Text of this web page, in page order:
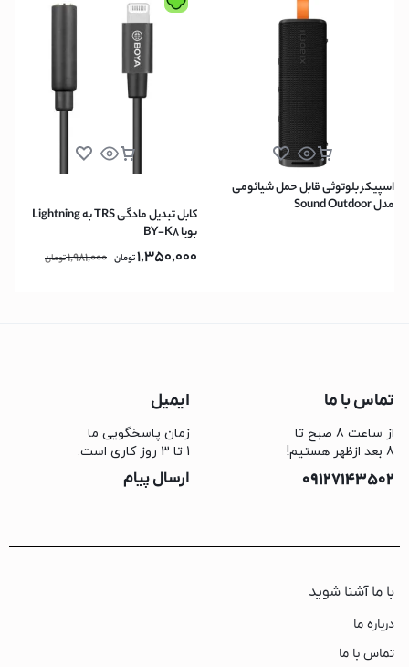
اسپیکر بلوتوثی قابل حمل شیائومی
مدل Sound Outdoor
کابل تبدیل مادگی TRS به Lightning
بویا BY-K8
1,350,000تومان 1,981,000تومان
تماس با ما
از ساعت 8 صبح تا
8 بعد ازظهر هستیم!
09127143502
ایمیل
زمان پاسخگویی ما
1 تا 3 روز کاری است.
ارسال پیام
با ما آشنا شوید
درباره ما
تماس با ما